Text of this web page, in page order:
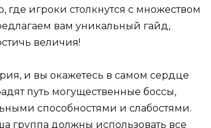
где игроки столкнутся с множеством
вам уникальный гайд,
величия!
и вы окажетесь в самом сердце
путь могущественные боссы,
способностями и слабостями.
группа должны использовать все